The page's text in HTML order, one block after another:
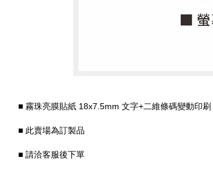
■ 霧珠亮膜貼紙 18x7.5mm 文字+二維條碼變動印刷
■ 此賣場為訂製品
■ 請洽客服後下單